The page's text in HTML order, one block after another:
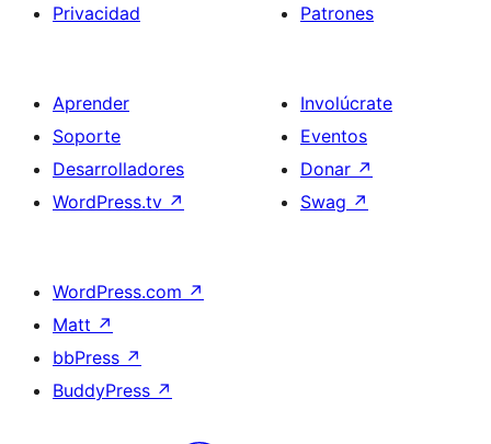
Privacidad
Patrones
Aprender
Soporte
Desarrolladores
WordPress.tv ↗
Involúcrate
Eventos
Donar ↗
Swag ↗
WordPress.com ↗
Matt ↗
bbPress ↗
BuddyPress ↗